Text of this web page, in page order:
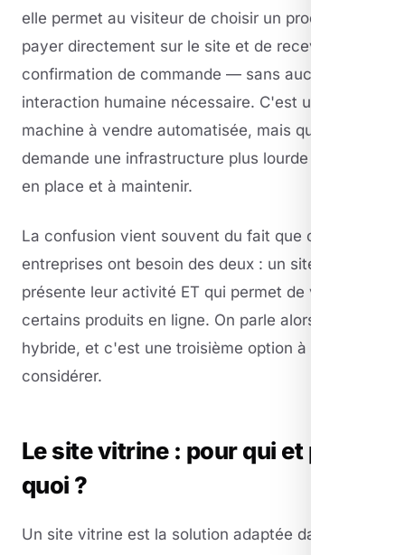
elle permet au visiteur de choisir un produit, de le
payer directement sur le site et de recevoir une
confirmation de commande — sans aucune
interaction humaine nécessaire. C'est une
machine à vendre automatisée, mais qui
demande une infrastructure plus lourde à mettre
en place et à maintenir.
La confusion vient souvent du fait que certaines
entreprises ont besoin des deux : un site qui
présente leur activité ET qui permet de vendre
certains produits en ligne. On parle alors de site
hybride, et c'est une troisième option à
considérer.
Le site vitrine : pour qui et pour
quoi ?
Un site vitrine est la solution adaptée dans la